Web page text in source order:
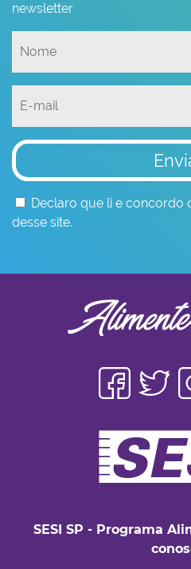
newsletter
Declaro que li e concordo
desse site.
SESI SP - Programa